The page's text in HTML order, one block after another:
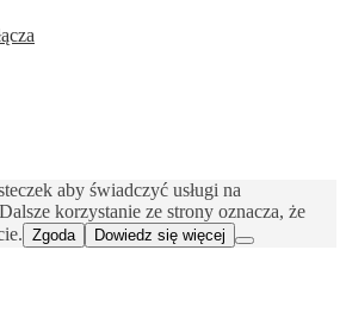
aby świadczyć usługi na
korzystanie ze strony oznacza, że
Zgoda Dowiedz się więcej